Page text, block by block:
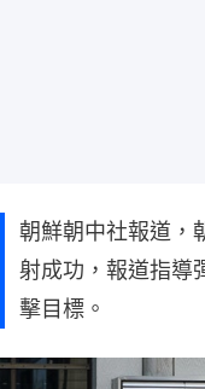
朝鮮朝中社報道，
射成功，報道指導
擊目標。